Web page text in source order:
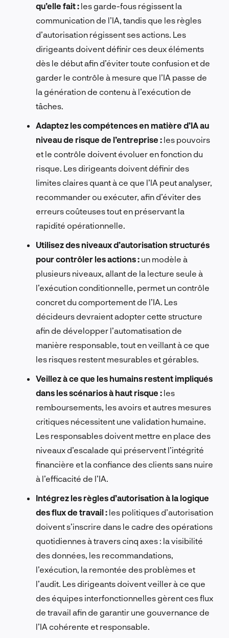
qu’elle fait : les garde-fous régissent la
communication de l’IA, tandis que les règles
d’autorisation régissent ses actions. Les
dirigeants doivent définir ces deux éléments
dès le début afin d’éviter toute confusion et de
garder le contrôle à mesure que l’IA passe de
la génération de contenu à l’exécution de
tâches.
Adaptez les compétences en matière d’IA au
niveau de risque de l’entreprise : les pouvoirs
et le contrôle doivent évoluer en fonction du
risque. Les dirigeants doivent définir des
limites claires quant à ce que l’IA peut analyser,
recommander ou exécuter, afin d’éviter des
erreurs coûteuses tout en préservant la
rapidité opérationnelle.
Utilisez des niveaux d’autorisation structurés
pour contrôler les actions : un modèle à
plusieurs niveaux, allant de la lecture seule à
l’exécution conditionnelle, permet un contrôle
concret du comportement de l’IA. Les
décideurs devraient adopter cette structure
afin de développer l’automatisation de
manière responsable, tout en veillant à ce que
les risques restent mesurables et gérables.
Veillez à ce que les humains restent impliqués
dans les scénarios à haut risque : les
remboursements, les avoirs et autres mesures
critiques nécessitent une validation humaine.
Les responsables doivent mettre en place des
niveaux d’escalade qui préservent l’intégrité
financière et la confiance des clients sans nuire
à l’efficacité de l’IA.
Intégrez les règles d’autorisation à la logique
des flux de travail : les politiques d’autorisation
doivent s’inscrire dans le cadre des opérations
quotidiennes à travers cinq axes : la visibilité
des données, les recommandations,
l’exécution, la remontée des problèmes et
l’audit. Les dirigeants doivent veiller à ce que
des équipes interfonctionnelles gèrent ces flux
de travail afin de garantir une gouvernance de
l’IA cohérente et responsable.